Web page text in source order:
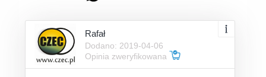
Rafał
Dodano: 2019-04-06
Opinia zweryfikowana